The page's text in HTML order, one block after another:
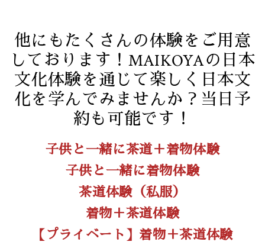
他にもたくさんの体験をご用意
しております！MAIKOYAの日本
文化体験を通じて楽しく日本文
化を学んでみませんか？当日予
約も可能です！
子供と一緒に茶道＋着物体験
子供と一緒に着物体験
茶道体験（私服）
着物＋茶道体験
【プライベート】着物＋茶道体験